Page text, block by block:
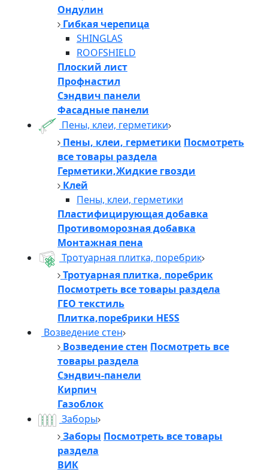
Ондулин
Гибкая черепица
SHINGLAS
ROOFSHIELD
Плоский лист
Профнастил
Сэндвич панели
Фасадные панели
Пены, клеи, герметики
Пены, клеи, герметики Посмотреть
все товары раздела
Герметики,Жидкие гвозди
Клей
Пены, клеи, герметики
Пластифицирующая добавка
Противоморозная добавка
Монтажная пена
Тротуарная плитка, поребрик
Тротуарная плитка, поребрик
Посмотреть все товары раздела
ГЕО текстиль
Плитка,поребрики HESS
Возведение стен
Возведение стен Посмотреть все
товары раздела
Сэндвич-панели
Кирпич
Газоблок
Заборы
Заборы Посмотреть все товары
раздела
ВИК